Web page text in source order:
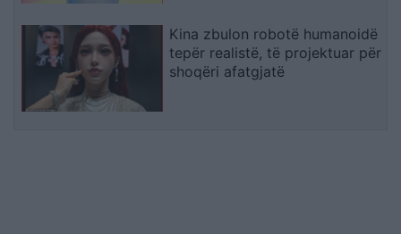
Kina zbulon robotë humanoidë
tepër realistë, të projektuar për
shoqëri afatgjatë